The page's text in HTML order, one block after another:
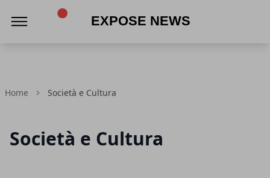
Home Società e Cultura
Società e Cultura